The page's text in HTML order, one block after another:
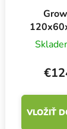
VLOŽIŤ